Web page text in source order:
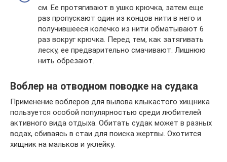
см. Ее протягивают в ушко крючка, затем еще
раз пропускают один из концов нити в него и
получившееся колечко из нити обматывают 6
раз вокруг крючка. Перед тем, как затягивать
леску, ее предварительно смачивают. Лишнюю
нить обрезают.
Воблер на отводном поводке на судака
Применение воблеров для вылова клыкастого хищника
пользуется особой популярностью среди любителей
активного вида отдыха. Обитать судак может в разных
водах, сбиваясь в стаи для поиска жертвы. Охотится
хищник на мальков и уклейку.